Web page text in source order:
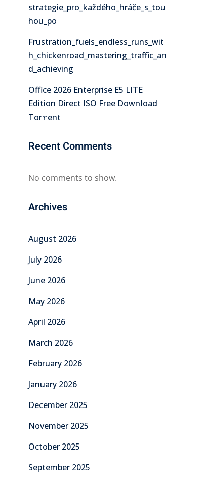
strategie_pro_každého_hráče_s_tou
hou_po
Frustration_fuels_endless_runs_wit
h_chickenroad_mastering_traffic_an
d_achieving
Office 2026 Enterprise E5 LITE
Edition Direct ISO Frее Dow𝚗load
Tоr𝚛ent
Recent Comments
No comments to show.
Archives
August 2026
July 2026
June 2026
May 2026
April 2026
March 2026
February 2026
January 2026
December 2025
November 2025
October 2025
September 2025